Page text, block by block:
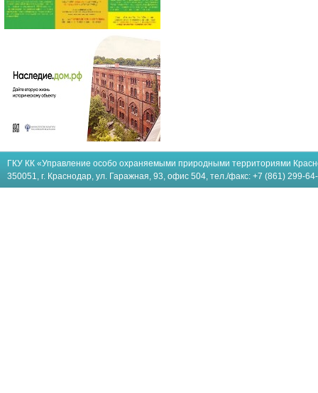
ГКУ КК «Управление особо охраняемыми природными территориями
350051, г. Краснодар, ул. Гаражная, 93, офис 504, тел./факс: +7 (861) 299-